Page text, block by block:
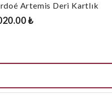
Artemis Deri Kartlık
₺